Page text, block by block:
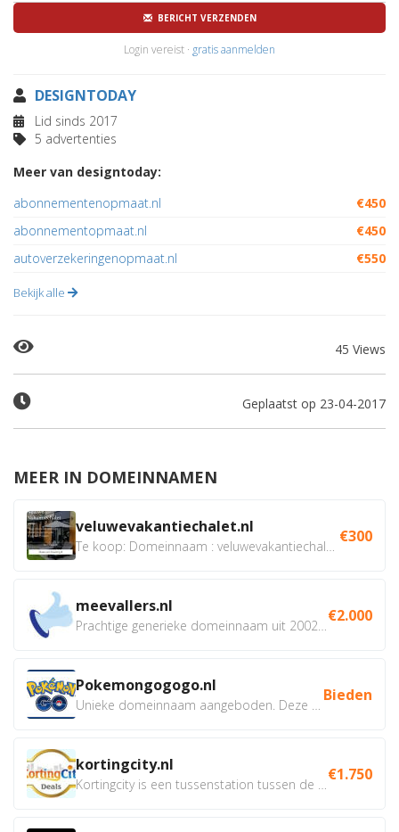
BERICHT VERZENDEN
Login vereist · gratis aanmelden
DESIGNTODAY
Lid sinds 2017
5 advertenties
Meer van designtoday:
abonnementenopmaat.nl
€450
abonnementopmaat.nl
€450
autoverzekeringenopmaat.nl
€550
Bekijk alle
45 Views
Geplaatst op 23-04-2017
MEER IN DOMEINNAMEN
veluwevakantiechalet.nl €300
meevallers.nl €2.000
Pokemongogogo.nl Bieden
kortingcity.nl €1.750